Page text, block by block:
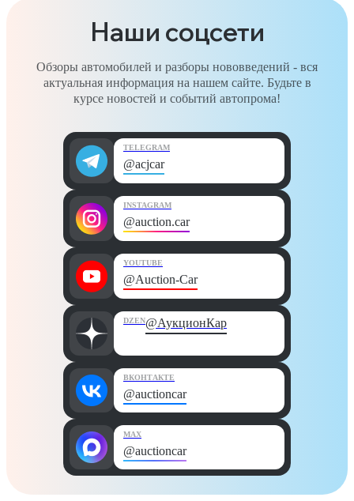
Наши соцсети
Обзоры автомобилей и разборы нововведений - вся
актуальная информация на нашем сайте. Будьте в
курсе новостей и событий автопрома!
TELEGRAM
@acjcar
INSTAGRAM
@auction.car
YOUTUBE
@Auction-Car
DZEN@АукционКар
ВКОНТАКТЕ
@auctioncar
MAX
@auctioncar